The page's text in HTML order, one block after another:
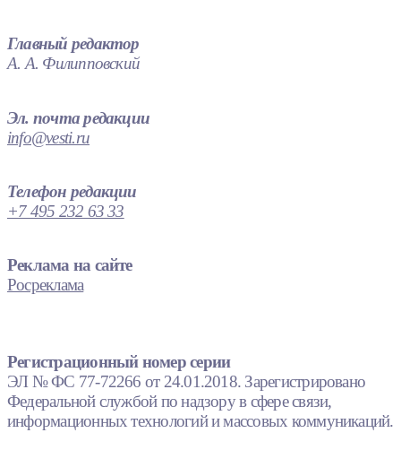
Главный редактор
А. А. Филипповский
Эл. почта редакции
info@vesti.ru
Телефон редакции
+7 495 232 63 33
Реклама на сайте
Росреклама
Регистрационный номер серии
ЭЛ № ФС 77-72266 от 24.01.2018. Зарегистрировано
Федеральной службой по надзору в сфере связи,
информационных технологий и массовых коммуникаций.